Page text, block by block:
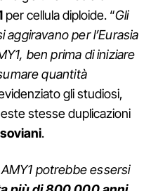
per cellula diploide. “Gli
per l’Eurasia
ben prima di iniziare
quantità
gli studiosi,
stesse duplicazioni
.
potrebbe essersi